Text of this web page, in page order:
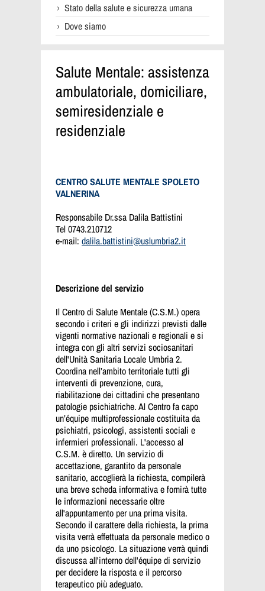
Stato della salute e sicurezza umana
Dove siamo
Salute Mentale: assistenza
ambulatoriale, domiciliare,
semiresidenziale e
residenziale
CENTRO SALUTE MENTALE SPOLETO
VALNERINA
Responsabile Dr.ssa Dalila Battistini
Tel 0743.210712
e-mail: dalila.battistini@uslumbria2.it
Descrizione del servizio
Il Centro di Salute Mentale (C.S.M.) opera
secondo i criteri e gli indirizzi previsti dalle
vigenti normative nazionali e regionali e si
integra con gli altri servizi sociosanitari
dell'Unità Sanitaria Locale Umbria 2.
Coordina nell’ambito territoriale tutti gli
interventi di prevenzione, cura,
riabilitazione dei cittadini che presentano
patologie psichiatriche. Al Centro fa capo
un’équipe multiprofessionale costituita da
psichiatri, psicologi, assistenti sociali e
infermieri professionali. L'accesso al
C.S.M. è diretto. Un servizio di
accettazione, garantito da personale
sanitario, accoglierà la richiesta, compilerà
una breve scheda informativa e fornirà tutte
le informazioni necessarie oltre
all'appuntamento per una prima visita.
Secondo il carattere della richiesta, la prima
visita verrà effettuata da personale medico o
da uno psicologo. La situazione verrà quindi
discussa all'interno dell'équipe di servizio
per decidere la risposta e il percorso
terapeutico più adeguato.